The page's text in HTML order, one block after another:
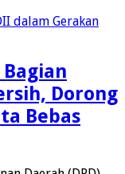
Dorong
Bebas